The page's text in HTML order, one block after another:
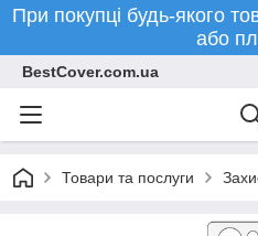
При покупці будь-якого
або
BestCover.com.ua
Товари та послуги